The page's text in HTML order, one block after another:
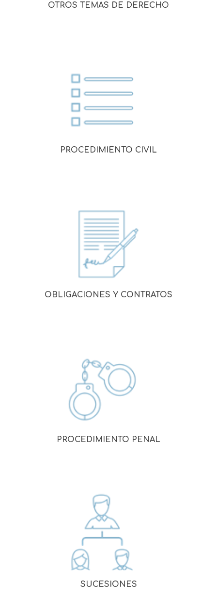
OTROS TEMAS DE DERECHO
PROCEDIMIENTO CIVIL
OBLIGACIONES Y CONTRATOS
PROCEDIMIENTO PENAL
SUCESIONES